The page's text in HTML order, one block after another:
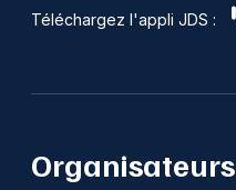
Téléchargez l'appli JDS :
Organisateurs